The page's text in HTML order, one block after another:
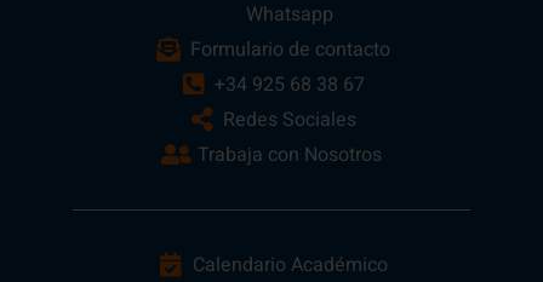
Whatsapp
Formulario de contacto
+34 925 68 38 67
Redes Sociales
Trabaja con Nosotros
Calendario Académico